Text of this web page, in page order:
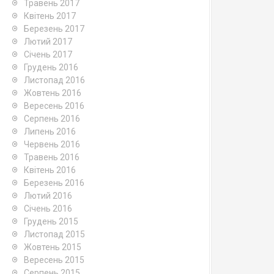
Травень 2017
Квітень 2017
Березень 2017
Лютий 2017
Січень 2017
Грудень 2016
Листопад 2016
Жовтень 2016
Вересень 2016
Серпень 2016
Липень 2016
Червень 2016
Травень 2016
Квітень 2016
Березень 2016
Лютий 2016
Січень 2016
Грудень 2015
Листопад 2015
Жовтень 2015
Вересень 2015